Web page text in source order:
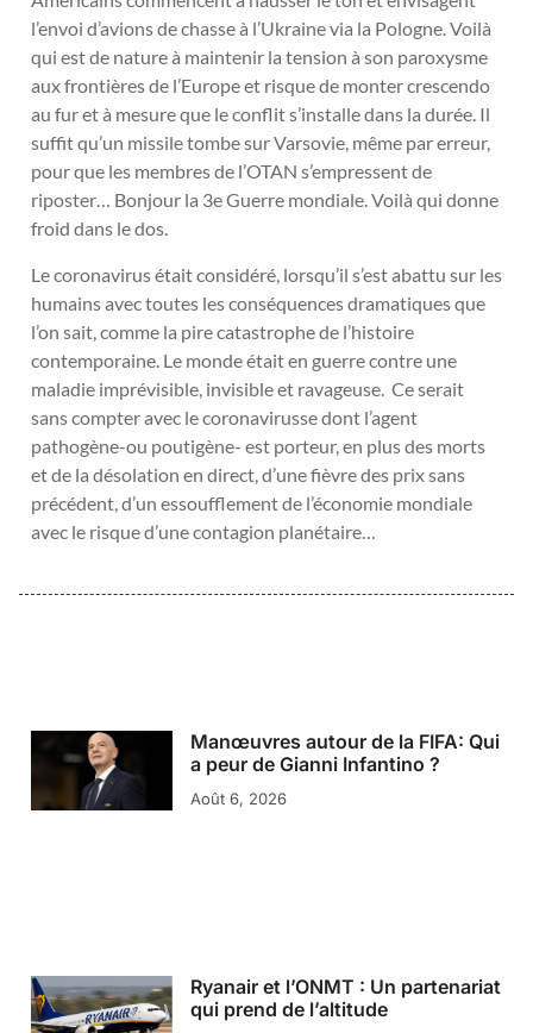
l’envoi d’avions de chasse à l’Ukraine via la Pologne. Voilà
qui est de nature à maintenir la tension à son paroxysme
aux frontières de l’Europe et risque de monter crescendo
au fur et à mesure que le conflit s’installe dans la durée. Il
suffit qu’un missile tombe sur Varsovie, même par erreur,
pour que les membres de l’OTAN s’empressent de
riposter… Bonjour la 3e Guerre mondiale. Voilà qui donne
froid dans le dos.
Le coronavirus était considéré, lorsqu’il s’est abattu sur les
humains avec toutes les conséquences dramatiques que
l’on sait, comme la pire catastrophe de l’histoire
contemporaine. Le monde était en guerre contre une
maladie imprévisible, invisible et ravageuse. Ce serait
sans compter avec le coronavirusse dont l’agent
pathogène-ou poutigène- est porteur, en plus des morts
et de la désolation en direct, d’une fièvre des prix sans
précédent, d’un essoufflement de l’économie mondiale
avec le risque d’une contagion planétaire…
Manœuvres autour de la FIFA: Qui
a peur de Gianni Infantino ?
Août 6, 2026
Ryanair et l’ONMT : Un partenariat
qui prend de l’altitude